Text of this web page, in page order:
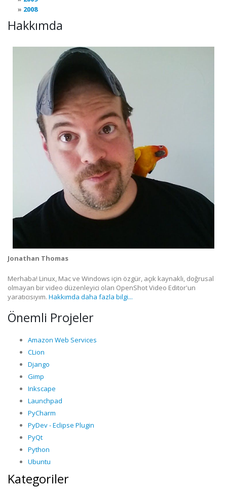
2008
Hakkımda
Jonathan Thomas
Merhaba! Linux, Mac ve Windows için özgür, açık kaynaklı, doğrusal
olmayan bir video düzenleyici olan OpenShot Video Editor'un
yaratıcısıyım. Hakkımda daha fazla bilgi...
Önemli Projeler
Amazon Web Services
CLion
Django
Gimp
Inkscape
Launchpad
PyCharm
PyDev - Eclipse Plugin
PyQt
Python
Ubuntu
Kategoriler